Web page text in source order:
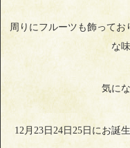
周りにフルーツも飾って
な
気に
12月23日24日25日にお誕